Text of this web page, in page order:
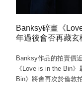
Banksy碎畫《
年過後會否再藏玄
Banksy作品的拍賣價
《Love is in the Bin
Bin》將會再次於倫敦